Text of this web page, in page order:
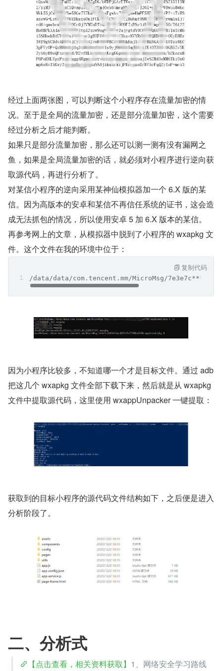
经过上面两张图，可以判断这个小程序存在流量加密的情
况。至于是全局的流量加密，还是部分流量加密，这个需要
经过分析之后才能判断。
如果只是部分流量加密，那么还可以测一测有没有漏网之
鱼，如果是全局流量加密的话，就必须对小程序进行逆向获
取源代码，再进行分析了。
对某信小程序的逆向采用某神仙模拟器加一个 6.X 版的某
信。因为高版本的安卓和某信不再信任系统的证书，这会造
成无法抓包的情况，所以使用安卓 5 加 6.X 版本的某信。
再参考网上的文章，从模拟器中脱到了小程序的 wxapkg 文
件。这个文件在我的环境中位于：
/data/data/com.tencent.mm/MicroMsg/
复制代码
因为小程序比较多，不知道哪一个才是目标文件。通过 adb
把这几个 wxapkg 文件全部下载下来，然后就是从 wxapkg
文件中提取源代码，这里使用 wxappUnpacker 一键提取：
获取到的目标小程序的源代码文件结构如下，之后便是进入
分析阶段了。
二、分析式
【点击查看，相关资料获取】 1、网络安全学习路线